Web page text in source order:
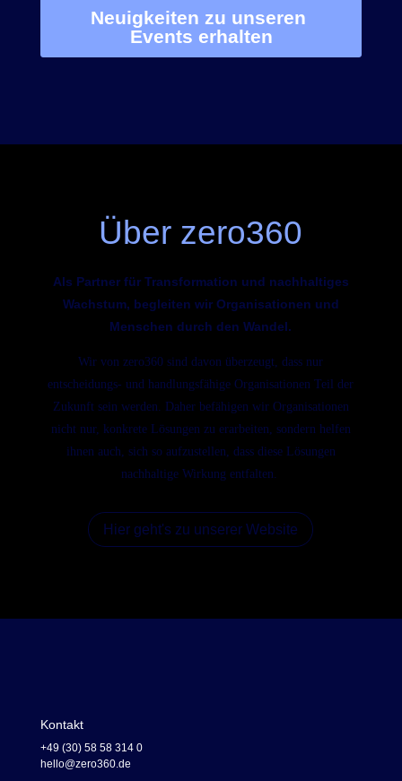
Über zero360
Als Partner für Transformation und nachhaltiges
Wachstum, begleiten wir Organisationen und
Menschen durch den Wandel.
Wir von zero360 sind davon überzeugt, dass nur
entscheidungs- und handlungsfähige Organisationen Teil der
Zukunft sein werden. Daher befähigen wir Organisationen
nicht nur, konkrete Lösungen zu erarbeiten, sondern helfen
ihnen auch, sich so aufzustellen, dass diese Lösungen
nachhaltige Wirkung entfalten. ​
Hier geht's zu unserer Website
Kontakt
+49 (30) 58 58 314 0
hello@zero360.de